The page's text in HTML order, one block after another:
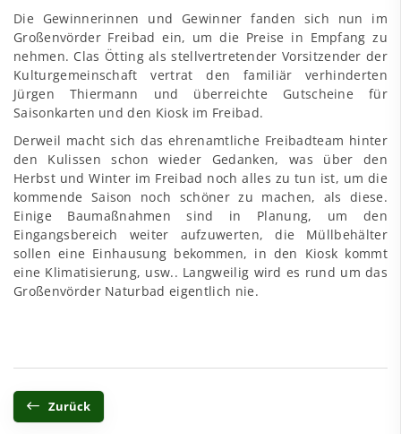
Die Gewinnerinnen und Gewinner fanden sich nun im
Großenvörder Freibad ein, um die Preise in Empfang zu
nehmen. Clas Ötting als stellvertretender Vorsitzender der
Kulturgemeinschaft vertrat den familiär verhinderten
Jürgen Thiermann und überreichte Gutscheine für
Saisonkarten und den Kiosk im Freibad.
Derweil macht sich das ehrenamtliche Freibadteam hinter
den Kulissen schon wieder Gedanken, was über den
Herbst und Winter im Freibad noch alles zu tun ist, um die
kommende Saison noch schöner zu machen, als diese.
Einige Baumaßnahmen sind in Planung, um den
Eingangsbereich weiter aufzuwerten, die Müllbehälter
sollen eine Einhausung bekommen, in den Kiosk kommt
eine Klimatisierung, usw.. Langweilig wird es rund um das
Großenvörder Naturbad eigentlich nie.
Zurück